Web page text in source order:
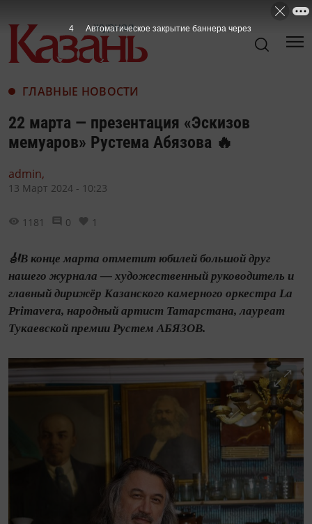
ГЛАВНЫЕ НОВОСТИ
22 марта — презентация «Эскизов
мемуаров» Рустема Абязова 🔥
admin,
13 Март 2024 - 10:23
1181 0 1
🎻В конце марта отметит юбилей большой друг
нашего журнала — художественный руководитель и
главный дирижёр Казанского камерного оркестра La
Primavera, народный артист Татарстана, лауреат
Тукаевской премии Рустем АБЯЗОВ.
3 Автоматическое закрытие баннера через